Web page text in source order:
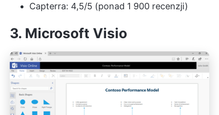
Capterra: 4,5/5 (ponad 1 900 recenzji)
3. Microsoft Visio